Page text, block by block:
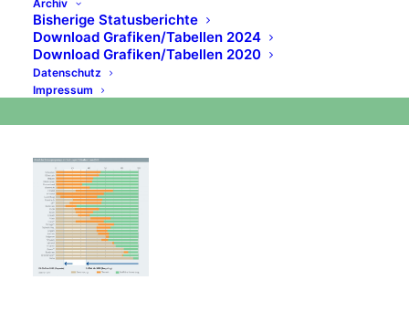
Archiv
Bisherige Statusberichte
Download Grafiken/Tabellen 2024
Download Grafiken/Tabellen 2020
Datenschutz
Impressum
2016
INBLICK NACH EUROPA